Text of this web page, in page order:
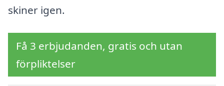
skiner igen.
Få 3 erbjudanden, gratis och utan
förpliktelser